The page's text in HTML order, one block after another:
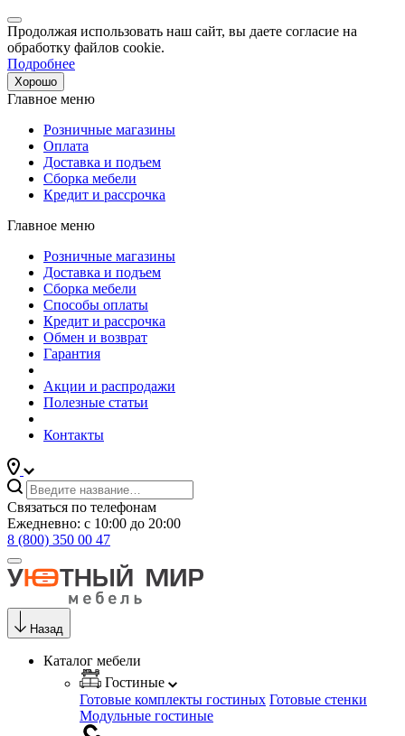
Продолжая использовать наш сайт, вы даете согласие на
обработку файлов cookie.
Подробнее
Хорошо
Главное меню
Розничные магазины
Оплата
Доставка и подъем
Сборка мебели
Кредит и рассрочка
Главное меню
Розничные магазины
Доставка и подъем
Сборка мебели
Способы оплаты
Кредит и рассрочка
Обмен и возврат
Гарантия
Акции и распродажи
Полезные статьи
Контакты
Связаться по телефонам
Ежедневно: с 10:00 до 20:00
8 (800) 350 00 47
Назад
Каталог мебели
Гостиные
Готовые комплекты гостиных Готовые стенки
Модульные гостиные